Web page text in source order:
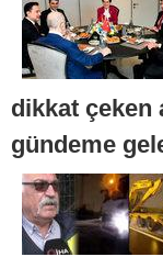
dikkat çeken
gündeme